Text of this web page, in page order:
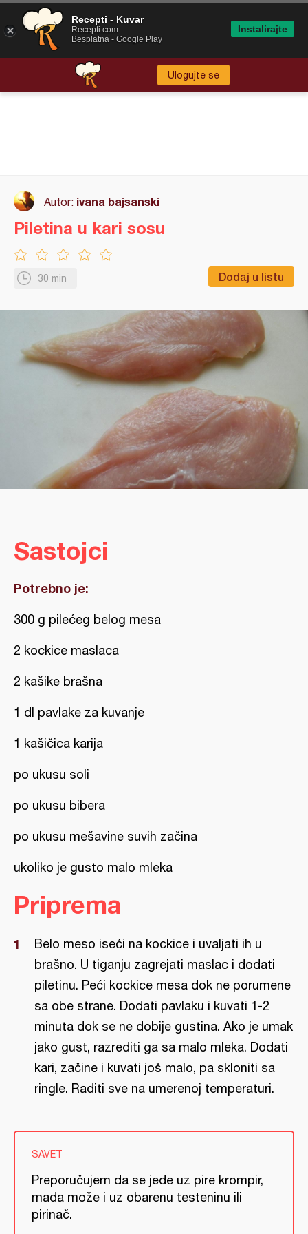
Ulogujte se
Autor: ivana bajsanski
30 min Dodaj u listu
Piletina u kari sosu
Sastojci
Potrebno je:
300 g pilećeg belog mesa
2 kockice maslaca
2 kašike brašna
1 dl pavlake za kuvanje
1 kašičica karija
po ukusu soli
po ukusu bibera
po ukusu mešavine suvih začina
ukoliko je gusto malo mleka
Priprema
Belo meso iseći na kockice i uvaljati ih u
brašno. U tiganju zagrejati maslac i dodati
piletinu. Peći kockice mesa dok ne porumene
sa obe strane. Dodati pavlaku i kuvati 1-2
minuta dok se ne dobije gustina. Ako je umak
jako gust, razrediti ga sa malo mleka. Dodati
kari, začine i kuvati još malo, pa skloniti sa
ringle. Raditi sve na umerenoj temperaturi.
SAVET
Preporučujem da se jede uz pire krompir,
mada može i uz obarenu testeninu ili
pirinač.
Recepti - Kuvar
Recepti.com
Besplatna - Google Play
Instalirajte